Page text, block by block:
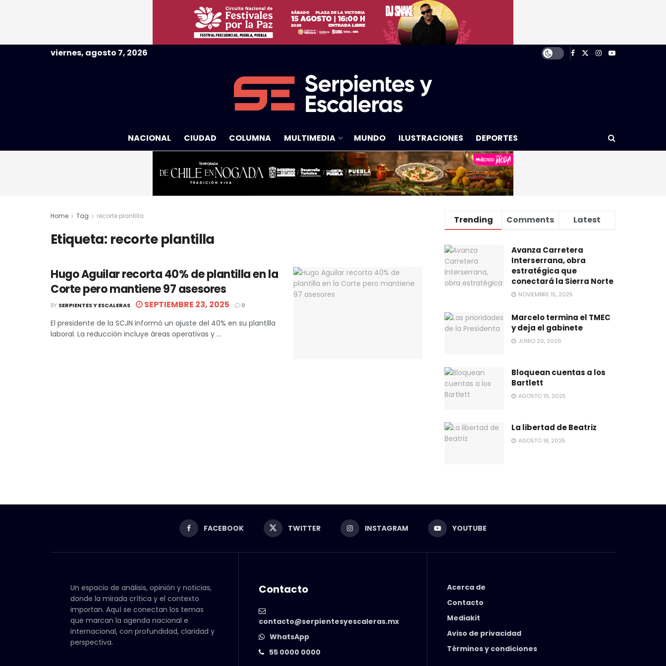
viernes, agosto 7, 2026
NACIONAL CIUDAD COLUMNA MULTIMEDIA MUNDO ILUSTRACIONES DEPORTES
Home Tag recorte plantilla
Etiqueta: recorte plantilla
Hugo Aguilar recorta 40% de plantilla en la
Corte pero mantiene 97 asesores
BY SERPIENTES Y ESCALERAS SEPTIEMBRE 23, 2025 0
El presidente de la SCJN informó un ajuste del 40% en su plantilla
laboral. La reducción incluye áreas operativas y ...
Trending Comments Latest
Avanza Carretera
Interserrana, obra
estratégica que
conectará la Sierra Norte
NOVIEMBRE 15, 2025
Marcelo termina el TMEC
y deja el gabinete
JUNIO 20, 2026
Bloquean cuentas a los
Bartlett
AGOSTO 16, 2025
La libertad de Beatriz
AGOSTO 18, 2025
FACEBOOK TWITTER INSTAGRAM YOUTUBE
Un espacio de análisis, opinión y noticias,
donde la mirada crítica y el contexto
importan. Aquí se conectan los temas
que marcan la agenda nacional e
internacional, con profundidad, claridad y
perspectiva.
Contacto
contacto@serpientesyescaleras.mx
WhatsApp
55 0000 0000
Acerca de
Contacto
Mediakit
Aviso de privacidad
Términos y condiciones